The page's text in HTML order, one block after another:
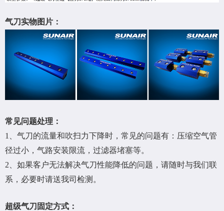
⁯气刀实物图片：
常见问题处理：
1、气刀的流量和吹扫力下降时，常见的问题有：压缩空气管
径过小，气路安装限流，过滤器堵塞等。
2、如果客户无法解决气刀性能降低的问题，请随时与我们联
系，必要时请送我司检测。
超级气刀固定方式：